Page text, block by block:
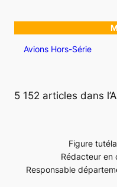
Avions Hors-Série
5 152 articles dans
Figure
Rédacteur en
Responsable